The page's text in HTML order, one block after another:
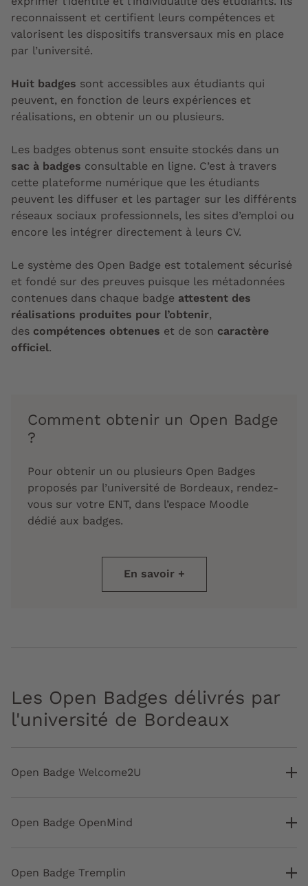
reconnaissent et certifient leurs compétences et
valorisent les dispositifs transversaux mis en place
par l’université.
Huit badges sont accessibles aux étudiants qui
peuvent, en fonction de leurs expériences et
réalisations, en obtenir un ou plusieurs.
Les badges obtenus sont ensuite stockés dans un
sac à badges consultable en ligne. C’est à travers
cette plateforme numérique que les étudiants
peuvent les diffuser et les partager sur les différents
réseaux sociaux professionnels, les sites d’emploi ou
encore les intégrer directement à leurs CV.
Le système des Open Badge est totalement sécurisé
et fondé sur des preuves puisque les métadonnées
contenues dans chaque badge attestent des
réalisations produites pour l’obtenir,
des compétences obtenues et de son caractère
officiel.
Comment obtenir un Open Badge
?
Pour obtenir un ou plusieurs Open Badges
proposés par l’université de Bordeaux, rendez-
vous sur votre ENT, dans l’espace Moodle
dédié aux badges.
En savoir +
Les Open Badges délivrés par
l'université de Bordeaux
Open Badge Welcome2U
Open Badge OpenMind
Open Badge Tremplin